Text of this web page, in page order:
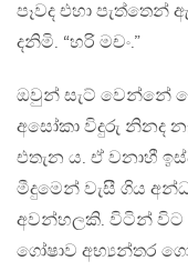
පෑවද එහා
දනිමි. “හරි මචං.”
ඔවුන් සැට් වෙන්නේ
අසෝකා විදුරු නිනද
එතැන ය. ඒ වනාහී
මීදුමෙන් වැසී ගිය
අවන්හලකි. විටින් විට
ගෝෂාව අභ්‍යන්තර